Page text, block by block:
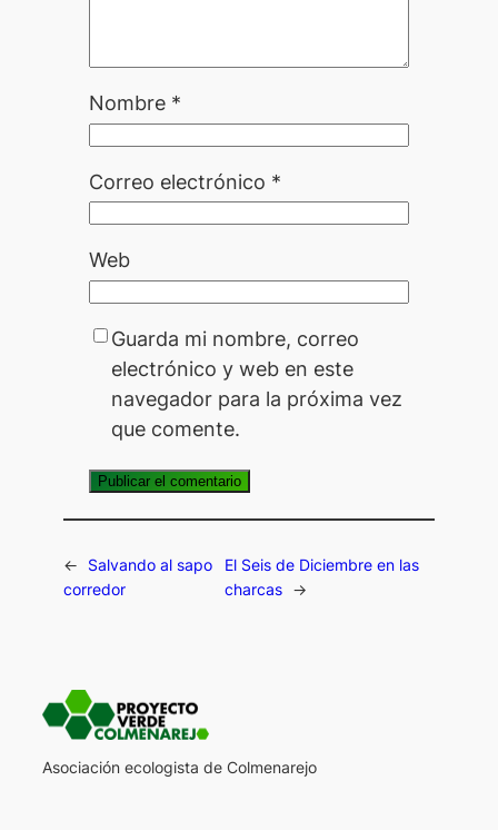
Nombre *
Correo electrónico *
Web
Guarda mi nombre, correo
electrónico y web en este
navegador para la próxima vez
que comente.
←
Salvando al sapo
corredor
El Seis de Diciembre en las
charcas →
Asociación ecologista de Colmenarejo